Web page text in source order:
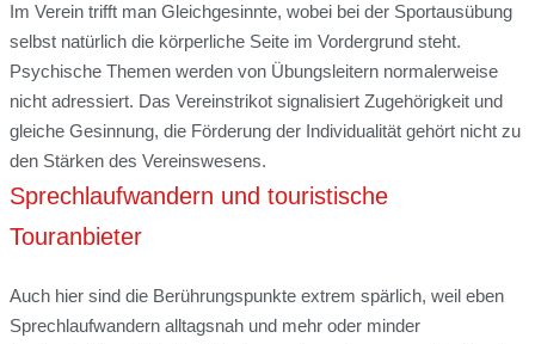
Im Verein trifft man Gleichgesinnte, wobei bei der Sportausübung
selbst natürlich die körperliche Seite im Vordergrund steht.
Psychische Themen werden von Übungsleitern normalerweise
nicht adressiert. Das Vereinstrikot signalisiert Zugehörigkeit und
gleiche Gesinnung, die Förderung der Individualität gehört nicht zu
den Stärken des Vereinswesens.
Sprechlaufwandern und touristische
Touranbieter
Auch hier sind die Berührungspunkte extrem spärlich, weil eben
Sprechlaufwandern alltagsnah und mehr oder minder